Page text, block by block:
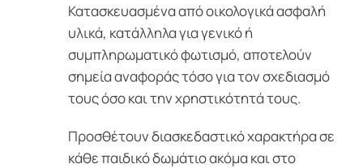
Κατασκευασμένα από οικολογικά ασφαλή
υλικά, κατάλληλα για γενικό ή
συμπληρωματικό φωτισμό, αποτελούν
σημεία αναφοράς τόσο για τον σχεδιασμό
τους όσο και την χρηστικότητά τους.
Προσθέτουν διασκεδαστικό χαρακτήρα σε
κάθε παιδικό δωμάτιο ακόμα και στο